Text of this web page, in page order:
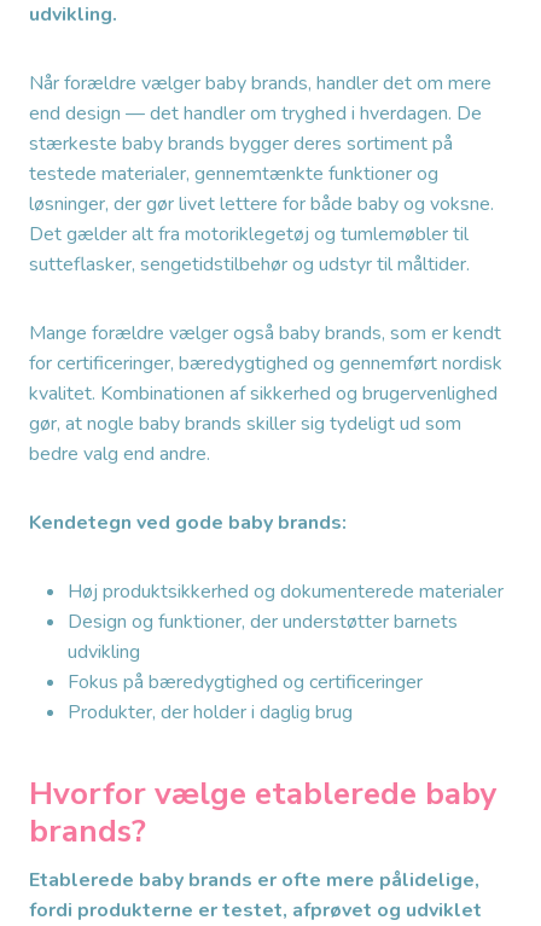
udvikling.
Når forældre vælger baby brands, handler det om mere
end design — det handler om tryghed i hverdagen. De
stærkeste baby brands bygger deres sortiment på
testede materialer, gennemtænkte funktioner og
løsninger, der gør livet lettere for både baby og voksne.
Det gælder alt fra motoriklegetøj og tumlemøbler til
sutteflasker, sengetidstilbehør og udstyr til måltider.
Mange forældre vælger også baby brands, som er kendt
for certificeringer, bæredygtighed og gennemført nordisk
kvalitet. Kombinationen af sikkerhed og brugervenlighed
gør, at nogle baby brands skiller sig tydeligt ud som
bedre valg end andre.
Kendetegn ved gode baby brands:
Høj produktsikkerhed og dokumenterede materialer
Design og funktioner, der understøtter barnets
udvikling
Fokus på bæredygtighed og certificeringer
Produkter, der holder i daglig brug
Hvorfor vælge etablerede baby
brands?
Etablerede baby brands er ofte mere pålidelige,
fordi produkterne er testet, afprøvet og udviklet